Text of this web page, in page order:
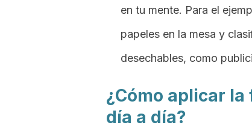
en tu mente. Para el
papeles en la mesa y
desechables, como
¿Cómo aplicar
día a día?